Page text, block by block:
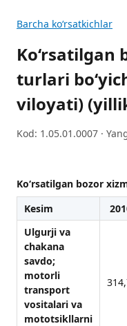
Barcha koʻrsatkichlar
Ko‘rsatilgan
turlari
viloyati)
Kod: 1.05.01.0007 ·
Ko‘rsatilgan bozor
Kesim
Ulgurji vа
chаkаnа
sаvdo;
motorli
trаnsport
vositаlаri vа
mototsikllаrni